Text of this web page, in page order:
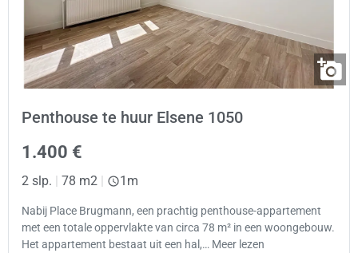
Penthouse te huur Elsene 1050
1.400 €
2 slp. 78 m2 1m
Nabij Place Brugmann, een prachtig penthouse-appartement
met een totale oppervlakte van circa 78 m² in een woongebouw.
​​Het appartement bestaat uit een hal,… Meer lezen